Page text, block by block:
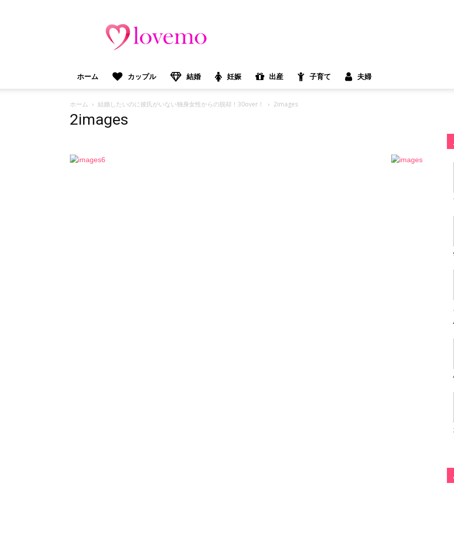
モ）：
プ
マ
マ
向
報
ホーム カップル 結婚 妊娠 出産 子育て 夫婦
ホーム 結婚したいのに彼氏がいない独身女性からの脱却！30over！ 2images
2images